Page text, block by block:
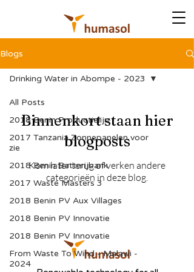
Blogs
All Posts
2018 Benin Productielijn
2017 Tanzania Zonnepanelen voor
zie
2018 Benin Batterijbank
2017 Waste Masters 3
2018 Benin PV Aux Villages
2018 Benin PV Innovatie
2018 Benin PV Innovatie
From Waste To Wind - Malawi -
2024
Drinking Water in Abompe - 2023
Binnenkort staan hier
blogposts
Kom later terug of verken andere
categorieën in deze blog.